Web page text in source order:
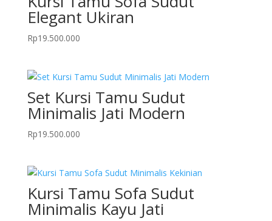
Elegant Ukiran
Rp19.500.000
Set Kursi Tamu Sudut
Minimalis Jati Modern
Rp19.500.000
Kursi Tamu Sofa Sudut
Minimalis Kayu Jati